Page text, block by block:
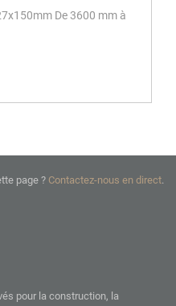
De 3600 mm à
page ? Contactez-nous en direct.
pour la construction, la